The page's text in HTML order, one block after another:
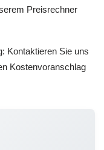
Preisrechner
Kontaktieren Sie uns
Kostenvoranschlag